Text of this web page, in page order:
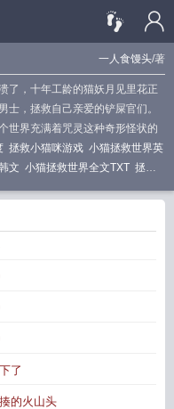
一人食馒头/著
了，十年工龄的猫妖月见里花正
，拯救自己亲爱的铲屎官们。
世界充满着咒灵这种奇形怪状的
拯救小猫咪游戏 小猫拯救世界英
文 小猫拯救世界全文TXT 拯救
译
馒头
了
的火山头